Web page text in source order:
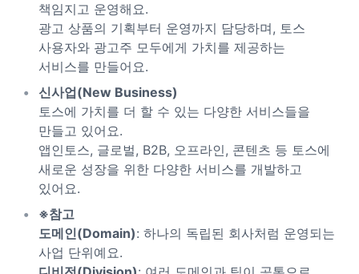
책임지고 운영해요.
광고 상품의 기획부터 운영까지 담당하며, 토스
사용자와 광고주 모두에게 가치를 제공하는
서비스를 만들어요.
신사업(New Business)
토스에 가치를 더 할 수 있는 다양한 서비스들을
만들고 있어요.
앱인토스, 글로벌, B2B, 오프라인, 콘텐츠 등 토스에
새로운 성장을 위한 다양한 서비스를 개발하고
있어요.
※참고
도메인(Domain): 하나의 독립된 회사처럼 운영되는
사업 단위예요.